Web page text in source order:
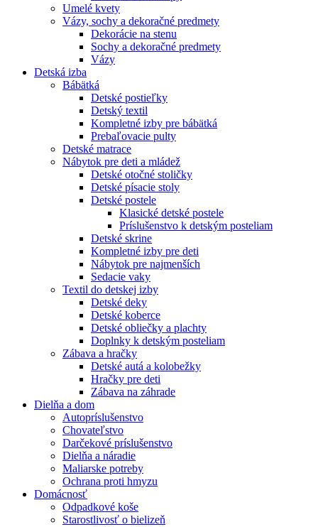
Umelé kvety
Vázy, sochy a dekoračné predmety
Dekorácie na stenu
Sochy a dekoračné predmety
Vázy
Detská izba
Bábätká
Detské postieľky
Detský textil
Kompletné izby pre bábätká
Prebaľovacie pulty
Detské matrace
Nábytok pre deti a mládež
Detské otočné stoličky
Detské písacie stoly
Detské postele
Klasické detské postele
Príslušenstvo k detským posteliam
Detské skrine
Kompletné izby pre deti
Nábytok pre najmenších
Sedacie vaky
Textil do detskej izby
Detské deky
Detské koberce
Detské obliečky a plachty
Doplnky k detským posteliam
Zábava a hračky
Detské autá a kolobežky
Hračky pre deti
Zábava na záhrade
Dielňa a dom
Autopríslušenstvo
Chovateľstvo
Darčekové príslušenstvo
Dielňa a náradie
Maliarske potreby
Ochrana proti hmyzu
Domácnosť
Odpadkové koše
Starostlivosť o bielizeň